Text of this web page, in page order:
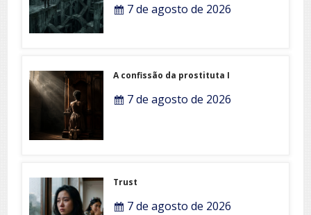
7 de agosto de 2026
A confissão da prostituta I
7 de agosto de 2026
Trust
7 de agosto de 2026